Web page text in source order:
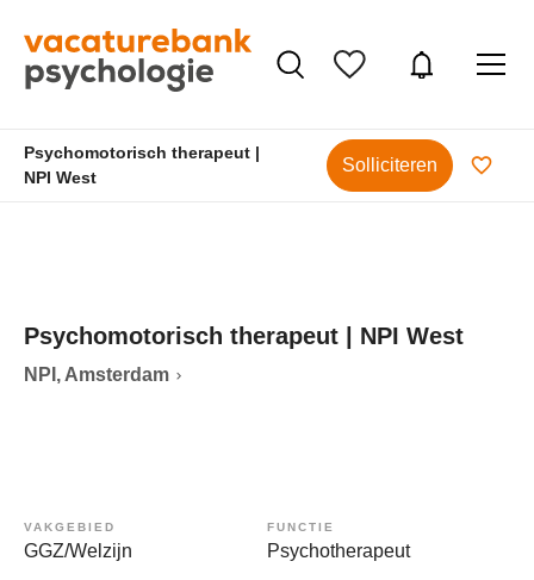
Psychomotorisch therapeut |
NPI West
Solliciteren
Psychomotorisch therapeut | NPI West
NPI, Amsterdam
VAKGEBIED
GGZ/Welzijn
FUNCTIE
Psychotherapeut